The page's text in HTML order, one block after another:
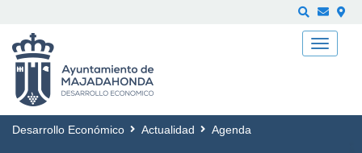
Desarrollo Económico Actualidad Agenda